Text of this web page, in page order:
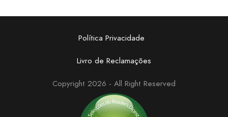
Política Privacidade
Livro de Reclamações
Copyright 2026 - All Right Reserved